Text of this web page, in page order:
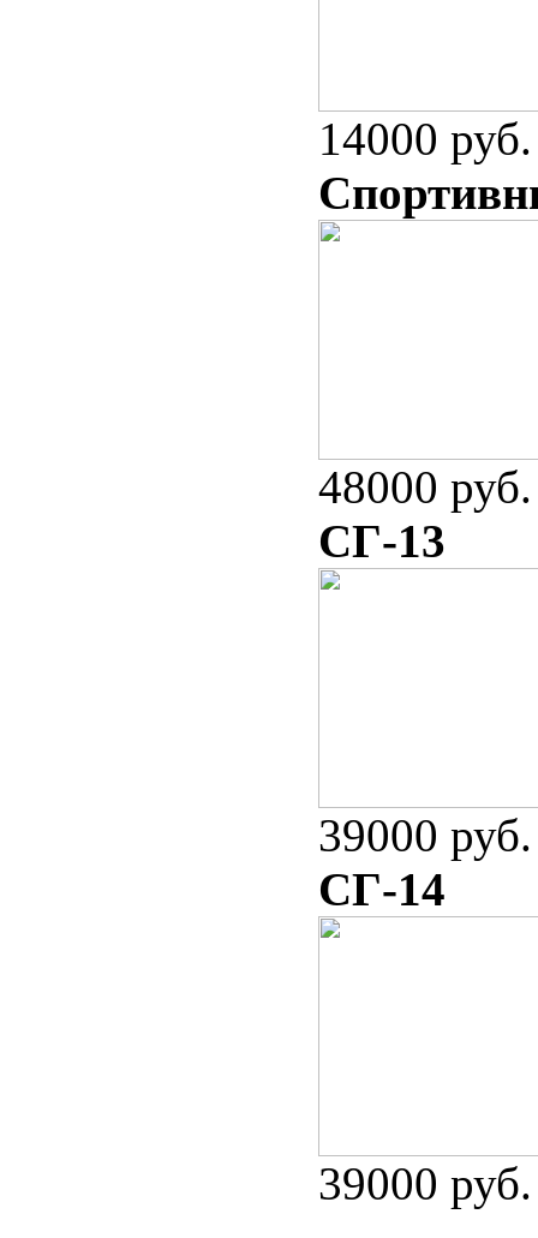
14000 руб.
48000 руб.
СГ-13
39000 руб.
СГ-14
39000 руб.